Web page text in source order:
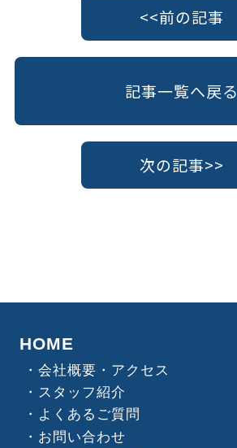
<<前の記事
次の記事>>
記事一覧へ戻る
HOME
会社概要・アクセス
スタッフ紹介
よくあるご質問
お問い合わせ